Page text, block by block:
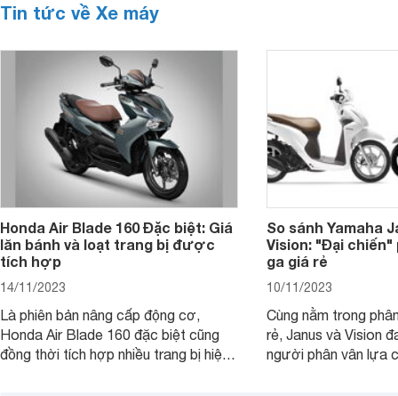
Tin tức về Xe máy
Honda Air Blade 160 Đặc biệt: Giá
lăn bánh và loạt trang bị được
tích hợp
14/11/2023
Là phiên bản nâng cấp động cơ,
Honda Air Blade 160 đặc biệt cũng
đồng thời tích hợp nhiều trang bị hiện
So sánh Yamaha
Vision: "Đại chiến"
ga giá rẻ
10/11/2023
Cùng nằm trong
rẻ, Janus và Vision
người phân vân lựa